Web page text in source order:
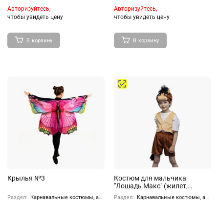
Авторизуйтесь,
чтобы увидеть цену
В корзину
Авторизуйтесь,
чтобы увидеть цену
В корзину
Крылья №3
Раздел:
Карнавальные костюмы, аксессуары
Костюм для мальчика
"Лошадь Макс" (жилет,
шорты, маска) размер 110-56
Раздел:
Карнавальные костюмы, аксессуары